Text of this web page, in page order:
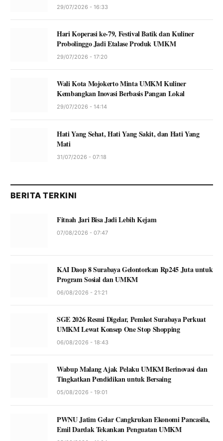
29/07/2026 - 16:33
Hari Koperasi ke-79, Festival Batik dan Kuliner
Probolinggo Jadi Etalase Produk UMKM
29/07/2026 - 17:20
Wali Kota Mojokerto Minta UMKM Kuliner
Kembangkan Inovasi Berbasis Pangan Lokal
29/07/2026 - 14:14
Hati Yang Sehat, Hati Yang Sakit, dan Hati Yang
Mati
31/07/2026 - 07:18
BERITA TERKINI
Fitnah Jari Bisa Jadi Lebih Kejam
07/08/2026 - 07:47
KAI Daop 8 Surabaya Gelontorkan Rp245 Juta untuk
Program Sosial dan UMKM
06/08/2026 - 21:21
SGE 2026 Resmi Digelar, Pemkot Surabaya Perkuat
UMKM Lewat Konsep One Stop Shopping
06/08/2026 - 18:43
Wabup Malang Ajak Pelaku UMKM Berinovasi dan
Tingkatkan Pendidikan untuk Bersaing
05/08/2026 - 19:01
PWNU Jatim Gelar Cangkrukan Ekonomi Pancasila,
Emil Dardak Tekankan Penguatan UMKM